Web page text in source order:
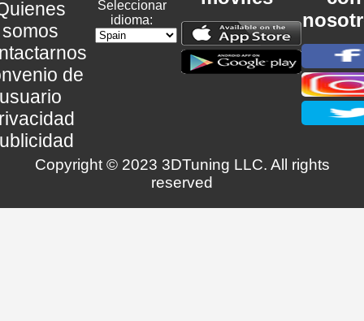
somos
de
Seleccionar
idioma:
Copyright © 2023 3DTuning LLC. All rights
reserved